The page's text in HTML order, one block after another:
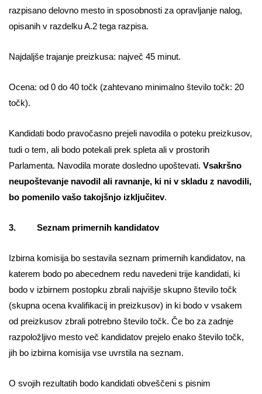
razpisano delovno mesto in sposobnosti za opravljanje nalog,
opisanih v razdelku A.2 tega razpisa.
Najdaljše trajanje preizkusa: največ 45 minut.
Ocena: od 0 do 40 točk (zahtevano minimalno število točk: 20
točk).
Kandidati bodo pravočasno prejeli navodila o poteku preizkusov,
tudi o tem, ali bodo potekali prek spleta ali v prostorih
Parlamenta. Navodila morate dosledno upoštevati. Vsakršno
neupoštevanje navodil ali ravnanje, ki ni v skladu z navodili,
bo pomenilo vašo takojšnjo izključitev.
3. Seznam primernih kandidatov
Izbirna komisija bo sestavila seznam primernih kandidatov, na
katerem bodo po abecednem redu navedeni trije kandidati, ki
bodo v izbirnem postopku zbrali najvišje skupno število točk
(skupna ocena kvalifikacij in preizkusov) in ki bodo v vsakem
od preizkusov zbrali potrebno število točk. Če bo za zadnje
razpoložljivo mesto več kandidatov prejelo enako število točk,
jih bo izbirna komisija vse uvrstila na seznam.
O svojih rezultatih bodo kandidati obveščeni s pisnim